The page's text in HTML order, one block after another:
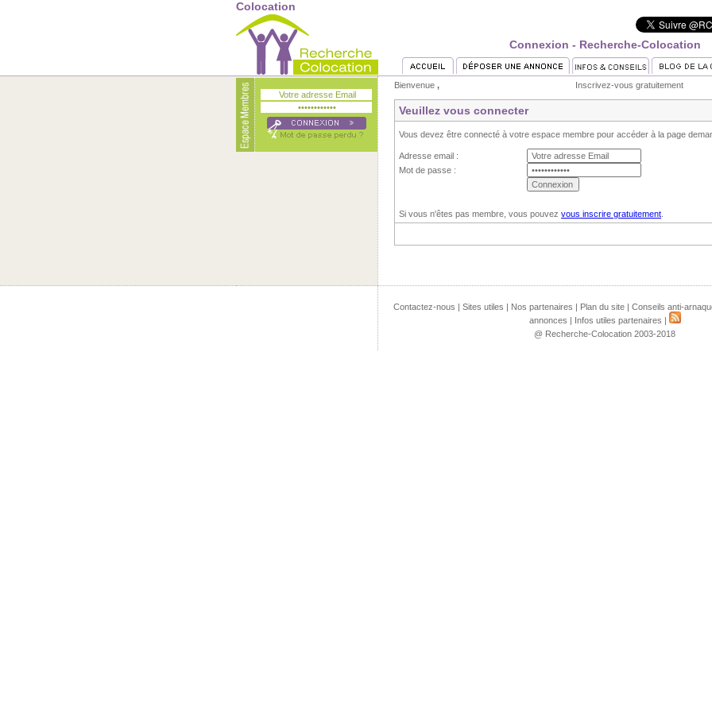
Colocation
Connexion - Recherche-Colocation
Bienvenue , Inscrivez-vous gratuitement
Veuillez vous connecter
Vous devez être connecté à votre espace membre pour accéder à la page
Adresse email :
Mot de passe :
Si vous n'êtes pas membre, vous pouvez vous inscrire gratuitement
Contactez-nous | Sites utiles | Nos partenaires | Plan du site| Conseils anti-
annonces | Infos utiles partenaires |
@ Recherche-Colocation 2003-2018